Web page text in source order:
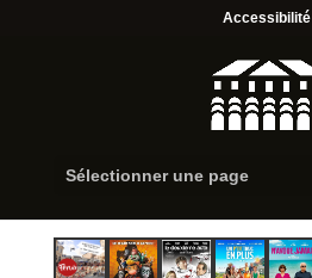
Accessibilité
Sélectionner une page